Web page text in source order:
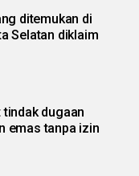
ditemukan di
Selatan diklaim
dugaan
emas tanpa izin